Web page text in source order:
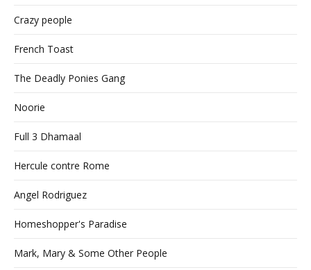
Crazy people
French Toast
The Deadly Ponies Gang
Noorie
Full 3 Dhamaal
Hercule contre Rome
Angel Rodriguez
Homeshopper's Paradise
Mark, Mary & Some Other People